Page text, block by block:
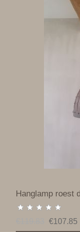
Hanglamp roest
€107.85